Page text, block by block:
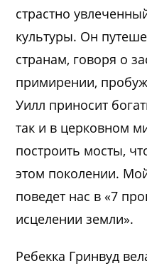
страстно
культуры. Он
странам, говоря о
примирении,
Уилл приносит
так и в церковном
построить мосты,
этом поколении.
поведет нас в «7
исцелении земли».
Ребекка Гринвуд